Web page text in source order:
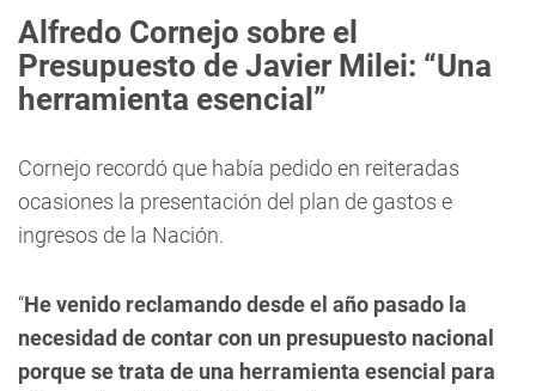
Alfredo Cornejo sobre el
Presupuesto de Javier Milei: “Una
herramienta esencial”
Cornejo recordó que había pedido en reiteradas
ocasiones la presentación del plan de gastos e
ingresos de la Nación.
“He venido reclamando desde el año pasado la
necesidad de contar con un presupuesto nacional
porque se trata de una herramienta esencial para